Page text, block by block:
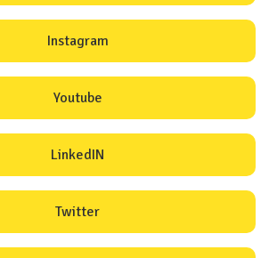
Instagram
Youtube
LinkedIN
Twitter